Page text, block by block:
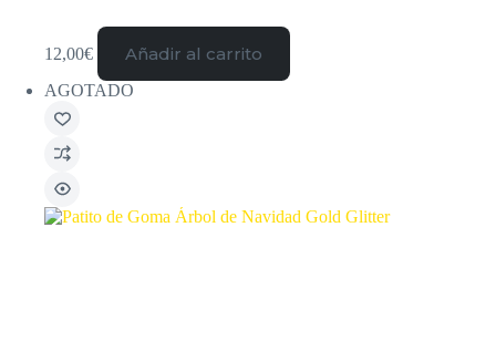
12,00€ Añadir al carrito
AGOTADO